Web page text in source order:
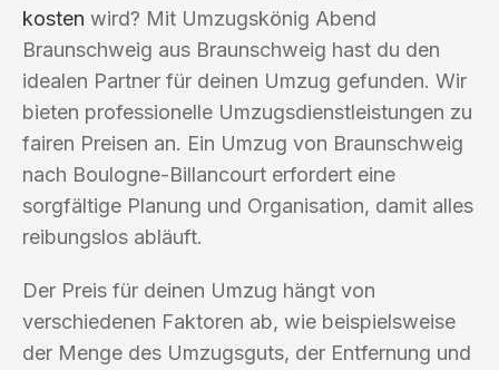
kosten wird? Mit Umzugskönig Abend
Braunschweig aus Braunschweig hast du den
idealen Partner für deinen Umzug gefunden. Wir
bieten professionelle Umzugsdienstleistungen zu
fairen Preisen an. Ein Umzug von Braunschweig
nach Boulogne-Billancourt erfordert eine
sorgfältige Planung und Organisation, damit alles
reibungslos abläuft.
Der Preis für deinen Umzug hängt von
verschiedenen Faktoren ab, wie beispielsweise
der Menge des Umzugsguts, der Entfernung und